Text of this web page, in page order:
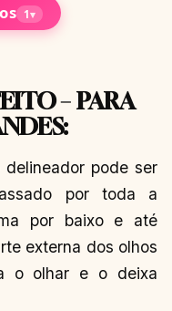
1▾
– PARA
pode ser
por toda a
por baixo e até
externa dos olhos
o olhar e o deixa